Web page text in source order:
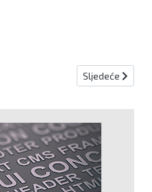
potpisala ugovor s
Sljedeći
Sljedeće